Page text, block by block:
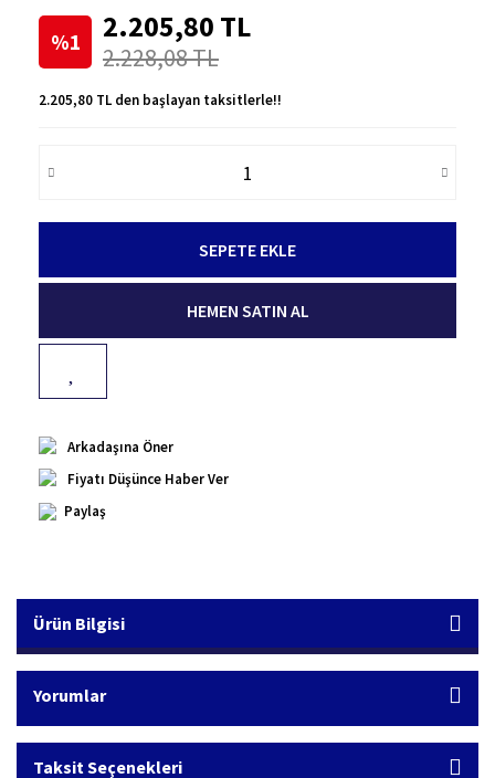
%1 2.205,80 TL
2.228,08 TL
2.205,80 TL den başlayan taksitlerle!!
SEPETE EKLE
HEMEN SATIN AL
Arkadaşına Öner
Fiyatı Düşünce Haber Ver
Paylaş
Ürün Bilgisi
Yorumlar
Taksit Seçenekleri